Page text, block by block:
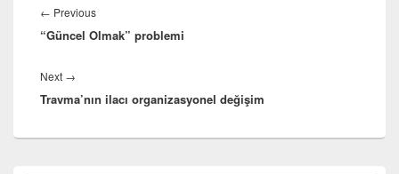
gezinmesi
← PreviousPrevious
post:
“Güncel Olmak” problemi
Next →
post:
Travma’nın ilacı organizasyonel değişim